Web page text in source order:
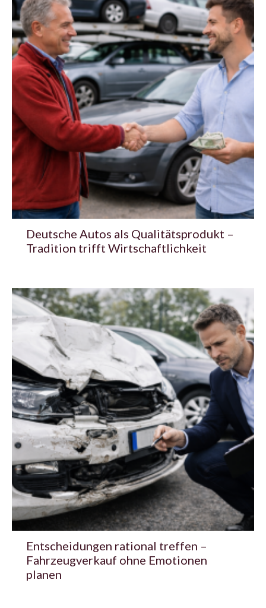
Deutsche Autos als Qualitätsprodukt –
Tradition trifft Wirtschaftlichkeit
Entscheidungen rational treffen –
Fahrzeugverkauf ohne Emotionen
planen